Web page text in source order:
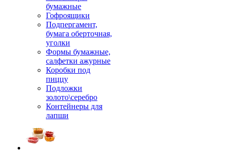
бумажные
Гофроящики
Подпергамент,
бумага оберточная,
уголки
Формы бумажные,
салфетки ажурные
Коробки под
пиццу
Подложки
золото\серебро
Контейнеры для
лапши